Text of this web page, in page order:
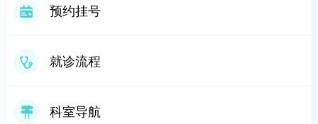
预约挂号
就诊流程
科室导航